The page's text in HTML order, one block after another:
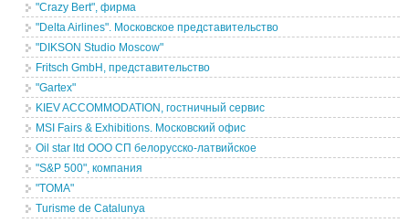
"Crazy Bert", фирма
"Delta Airlines". Московское представительство
"DIKSON Studio Moscow"
Fritsch GmbH, представительство
"Gartex"
KIEV ACCOMMODATION, гостничный сервис
MSI Fairs & Exhibitions. Московский офис
Oil star ltd ООО СП белорусско-латвийское
"S&P 500", компания
"TOMA"
Turisme de Catalunya